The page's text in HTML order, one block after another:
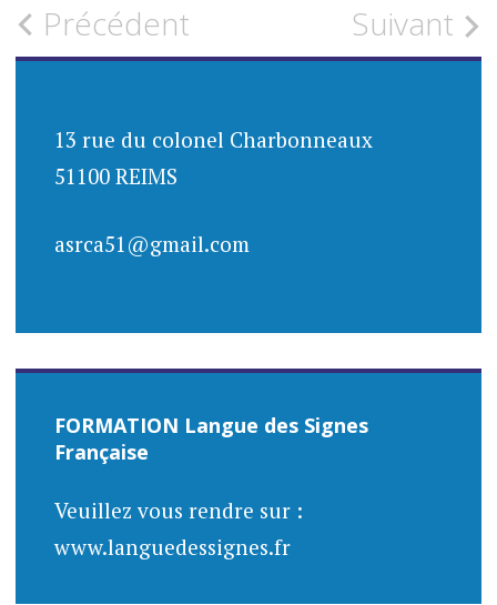
Navigation
des
articles
Précédent Suivant
13 rue du colonel Charbonneaux
51100 REIMS
asrca51@gmail.com
FORMATION Langue des Signes
Française
Veuillez vous rendre sur :
www.languedessignes.fr